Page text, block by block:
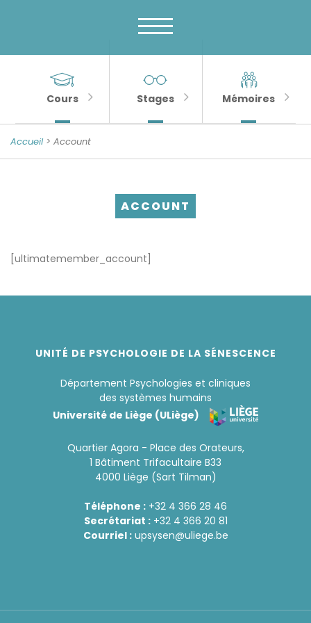
Banner
MENU
Psychologie
de
la
Sections
importantes
Cours Stages Mémoires
Accueil > Account
ACCOUNT
[ultimatemember_account]
UNITÉ DE PSYCHOLOGIE DE LA SÉNESCENCE
Département Psychologies et cliniques
des systèmes humains
Université de Liège (ULiège)
Quartier Agora - Place des Orateurs,
1 Bâtiment Trifacultaire B33
4000 Liège (Sart Tilman)
Téléphone : +32 4 366 28 46
Secrétariat :+32 4 366 20 81
Courriel :upsysen@uliege.be